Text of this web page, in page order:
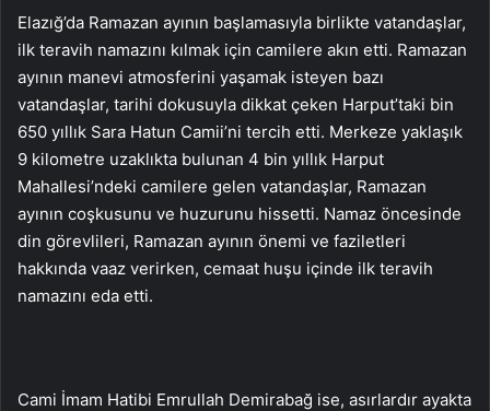
Elazığ’da Ramazan ayının başlamasıyla birlikte vatandaşlar,
ilk teravih namazını kılmak için camilere akın etti. Ramazan
ayının manevi atmosferini yaşamak isteyen bazı
vatandaşlar, tarihi dokusuyla dikkat çeken Harput’taki bin
650 yıllık Sara Hatun Camii’ni tercih etti. Merkeze yaklaşık
9 kilometre uzaklıkta bulunan 4 bin yıllık Harput
Mahallesi’ndeki camilere gelen vatandaşlar, Ramazan
ayının coşkusunu ve huzurunu hissetti. Namaz öncesinde
din görevlileri, Ramazan ayının önemi ve faziletleri
hakkında vaaz verirken, cemaat huşu içinde ilk teravih
namazını eda etti.
Cami İmam Hatibi Emrullah Demirabağ ise, asırlardır ayakta